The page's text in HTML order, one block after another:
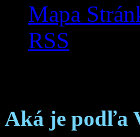
Mapa
RSS
Aká je podľa